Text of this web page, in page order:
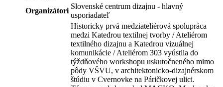
Organizátori
Slovenské centrum dizajnu - hlavný
usporiadateľ
Historicky prvá medziateliérová spolupráca
medzi Katedrou textilnej tvorby / Ateliérom
textilného dizajnu a Katedrou vizuálnej
komunikácie / Ateliérom 303 vyústila do
týždňového workshopu uskutočneného mimo
pôdy VŠVU, v architektonicko-dizajnérskom
štúdiu v Cvernovke na Páričkovej ulici.